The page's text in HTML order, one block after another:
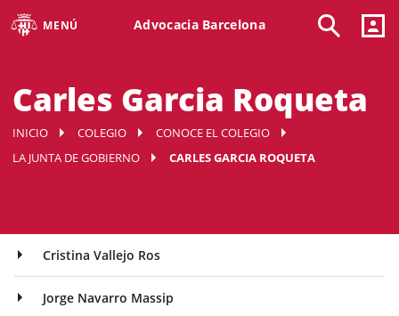
MENÚ Advocacia Barcelona
Carles Garcia Roqueta
INICIO COLEGIO
CONOCE EL COLEGIO
LA JUNTA DE GOBIERNO
CARLES GARCIA ROQUETA
Cristina Vallejo Ros
Jorge Navarro Massip